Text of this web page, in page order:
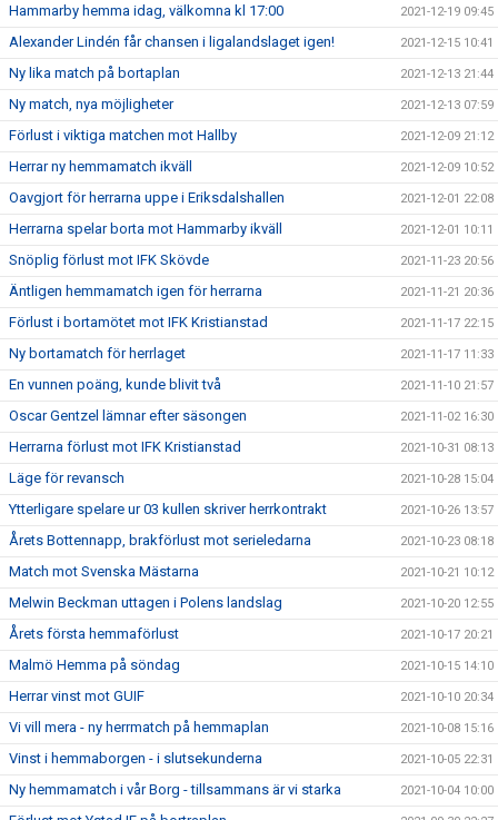
Hammarby hemma idag, välkomna kl 17:00 2021-12-19 09:45
Alexander Lindén får chansen i ligalandslaget igen! 2021-12-15 10:41
Ny lika match på bortaplan 2021-12-13 21:44
Ny match, nya möjligheter 2021-12-13 07:59
Förlust i viktiga matchen mot Hallby 2021-12-09 21:12
Herrar ny hemmamatch ikväll 2021-12-09 10:52
Oavgjort för herrarna uppe i Eriksdalshallen 2021-12-01 22:08
Herrarna spelar borta mot Hammarby ikväll 2021-12-01 10:11
Snöplig förlust mot IFK Skövde 2021-11-23 20:56
Äntligen hemmamatch igen för herrarna 2021-11-21 20:36
Förlust i bortamötet mot IFK Kristianstad 2021-11-17 22:15
Ny bortamatch för herrlaget 2021-11-17 11:33
En vunnen poäng, kunde blivit två 2021-11-10 21:57
Oscar Gentzel lämnar efter säsongen 2021-11-02 16:30
Herrarna förlust mot IFK Kristianstad 2021-10-31 08:13
Läge för revansch 2021-10-28 15:04
Ytterligare spelare ur 03 kullen skriver herrkontrakt 2021-10-26 13:57
Årets Bottennapp, brakförlust mot serieledarna 2021-10-23 08:18
Match mot Svenska Mästarna 2021-10-21 10:12
Melwin Beckman uttagen i Polens landslag 2021-10-20 12:55
Årets första hemmaförlust 2021-10-17 20:21
Malmö Hemma på söndag 2021-10-15 14:10
Herrar vinst mot GUIF 2021-10-10 20:34
Vi vill mera - ny herrmatch på hemmaplan 2021-10-08 15:16
Vinst i hemmaborgen - i slutsekunderna 2021-10-05 22:31
Ny hemmamatch i vår Borg - tillsammans är vi starka 2021-10-04 10:00